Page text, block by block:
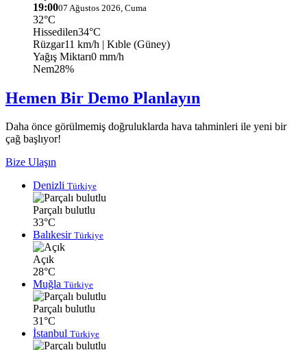
19:0007 Ağustos 2026, Cuma
32°C
Hissedilen34°C
Rüzgar11 km/h | Kıble (Güney)
Yağış Miktarı0 mm/h
Nem28%
Hemen Bir Demo Planlayın
Daha önce görülmemiş doğruluklarda hava tahminleri ile yeni bir
çağ başlıyor!
Bize Ulaşın
Denizli Türkiye
Parçalı bulutlu
33°C
Balıkesir Türkiye
Açık
28°C
Muğla Türkiye
Parçalı bulutlu
31°C
İstanbul Türkiye